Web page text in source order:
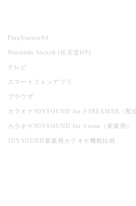
PlayStation®4
Nintendo Switch (任天堂HP)
テレビ
スマートフォンアプリ
ブラウザ
カラオケJOYSOUND for STREAMER（配
カラオケJOYSOUND for Steam（家庭用）
JOYSOUND家庭用カラオケ機能比較